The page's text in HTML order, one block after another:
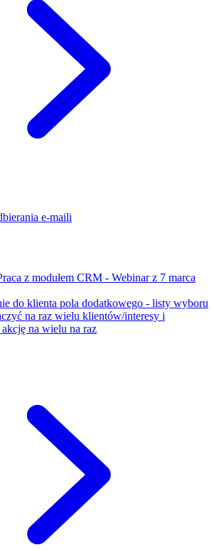
e-maili
z modułem CRM - Webinar z 7 marca
do klienta pola dodatkowego - listy wyboru
na raz wielu klientów/interesy i
na wielu na raz